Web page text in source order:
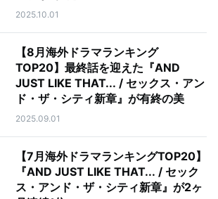
2025.10.01
【8月海外ドラマランキング
TOP20】最終話を迎えた『AND
JUST LIKE THAT... / セックス・アン
ド・ザ・シティ新章』が有終の美
2025.09.01
【7月海外ドラマランキングTOP20】
『AND JUST LIKE THAT... / セック
ス・アンド・ザ・シティ新章』が2ヶ